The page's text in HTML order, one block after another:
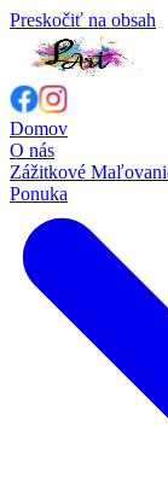
Preskočiť na obsah
Domov
O nás
Zážitkové
Ponuka